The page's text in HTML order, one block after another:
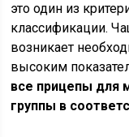
это один из
классификации.
возникает
высоким
все прицепы для
группы в